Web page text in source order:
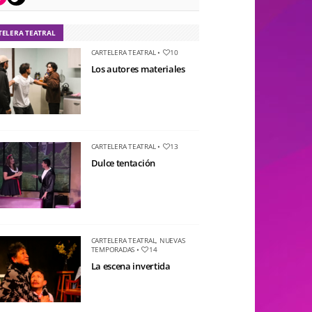
TEATRAL
CARTELERA TEATRAL• 10
Los autores materiales
CARTELERA TEATRAL• 13
Dulce tentación
CARTELERA TEATRAL, NUEVAS
TEMPORADAS • 14
La escena invertida